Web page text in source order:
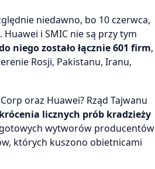
niedawno, bo 10 czerwca,
i SMIC nie są przy tym
niego zostało łącznie 601 firm,
Rosji, Pakistanu, Iranu,
oraz Huawei? Rząd Tajwanu
licznych prób kradzieży
wytworów producentów
których kuszono obietnicami